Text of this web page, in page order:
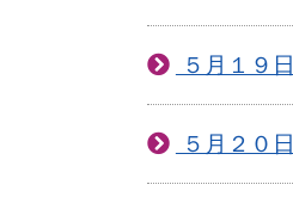
５月１９日
５月２０日